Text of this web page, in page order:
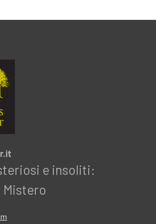
e insoliti:
Mistero